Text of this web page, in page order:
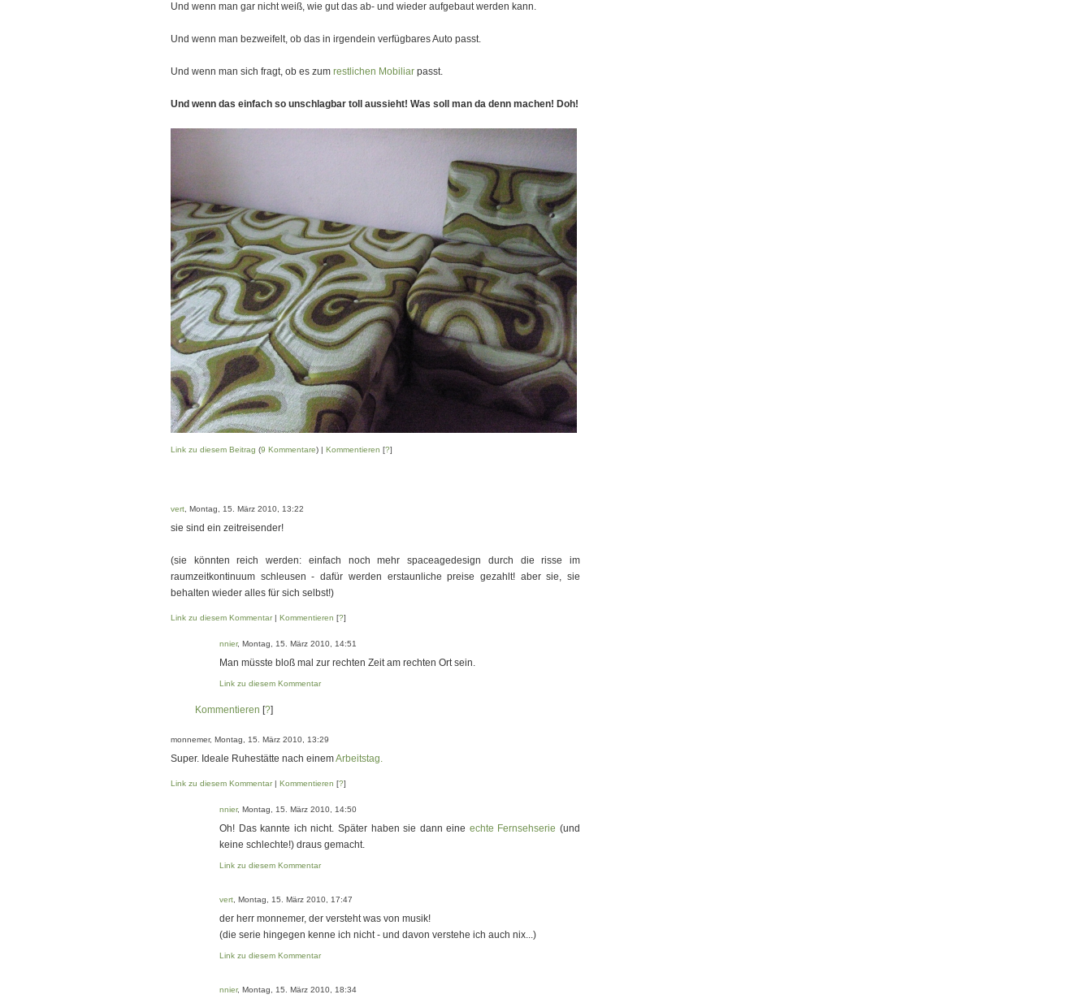
Und wenn man gar nicht weiß, wie gut das ab- und wieder aufgebaut werden kann.
Und wenn man bezweifelt, ob das in irgendein verfügbares Auto passt.
Und wenn man sich fragt, ob es zum restlichen Mobiliar passt.
Und wenn das einfach so unschlagbar toll aussieht! Was soll man da denn machen! Doh!
Link zu diesem Beitrag (9 Kommentare) | Kommentieren [?]
vert , Montag, 15. März 2010, 13:22
sie sind ein zeitreisender!
(sie könnten reich werden: einfach noch mehr spaceagedesign durch die risse im
raumzeitkontinuum schleusen - dafür werden erstaunliche preise gezahlt! aber sie, sie
behalten wieder alles für sich selbst!)
Link zu diesem Kommentar| Kommentieren [?]
nnier, Montag, 15. März 2010, 14:51
Man müsste bloß mal zur rechten Zeit am rechten Ort sein.
Link zu diesem Kommentar
Kommentieren [?]
monnemer, Montag, 15. März 2010, 13:29
Super. Ideale Ruhestätte nach einemArbeitstag.
Link zu diesem Kommentar| Kommentieren [?]
nnier, Montag, 15. März 2010, 14:50
Oh! Das kannte ich nicht. Später haben sie dann eine echte Fernsehserie (und
keine schlechte!) draus gemacht.
Link zu diesem Kommentar
vert , Montag, 15. März 2010, 17:47
der herr monnemer, der versteht was von musik!
(die serie hingegen kenne ich nicht - und davon verstehe ich auch nix...)
Link zu diesem Kommentar
nnier, Montag, 15. März 2010, 18:34